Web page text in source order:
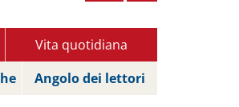
Vita quotidiana
Angolo dei lettori